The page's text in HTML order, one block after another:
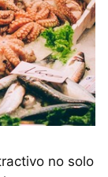
no solo